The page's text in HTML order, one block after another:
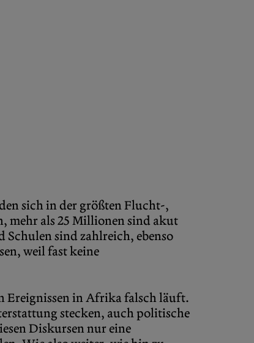
sich in der größten Flucht-,
mehr als 25 Millionen sind akut
sind zahlreich, ebenso
weil fast keine
Ereignissen in Afrika falsch läuft.
stecken, auch politische
Diskursen nur eine